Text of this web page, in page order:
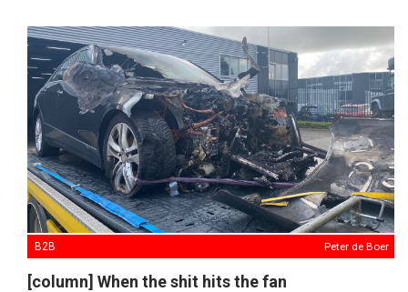
B2B Peter de Boer
[column] When the shit hits the fan